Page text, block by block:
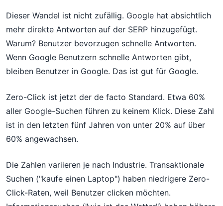
Dieser Wandel ist nicht zufällig. Google hat absichtlich
mehr direkte Antworten auf der SERP hinzugefügt.
Warum? Benutzer bevorzugen schnelle Antworten.
Wenn Google Benutzern schnelle Antworten gibt,
bleiben Benutzer in Google. Das ist gut für Google.
Zero-Click ist jetzt der de facto Standard. Etwa 60%
aller Google-Suchen führen zu keinem Klick. Diese Zahl
ist in den letzten fünf Jahren von unter 20% auf über
60% angewachsen.
Die Zahlen variieren je nach Industrie. Transaktionale
Suchen ("kaufe einen Laptop") haben niedrigere Zero-
Click-Raten, weil Benutzer clicken möchten.